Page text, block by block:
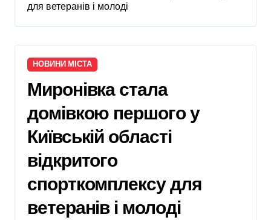
для ветеранів і молоді
НОВИНИ МІСТА
Миронівка стала
домівкою першого у
Київській області
відкритого
спорткомплексу для
ветеранів і молоді